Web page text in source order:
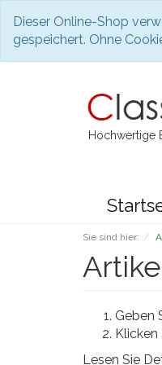
Dieser Online-Shop
gespeichert. Ohne
Hochwertige
Sie sind hier:
Geben
Klicken
Lesen Sie